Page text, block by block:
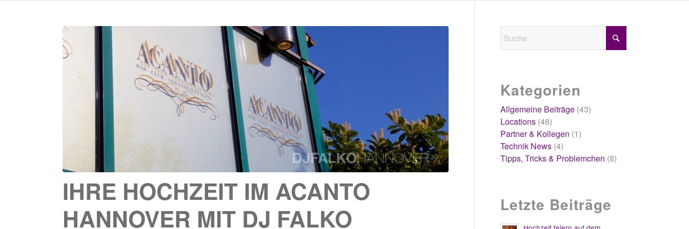
IHRE HOCHZEIT IM ACANTO
HANNOVER MIT DJ FALKO
Kategorien
Allgemeine Beiträge (43)
Locations (48)
Partner & Kollegen (1)
Technik News (4)
Tipps, Tricks & Problemchen (8)
Letzte Beiträge